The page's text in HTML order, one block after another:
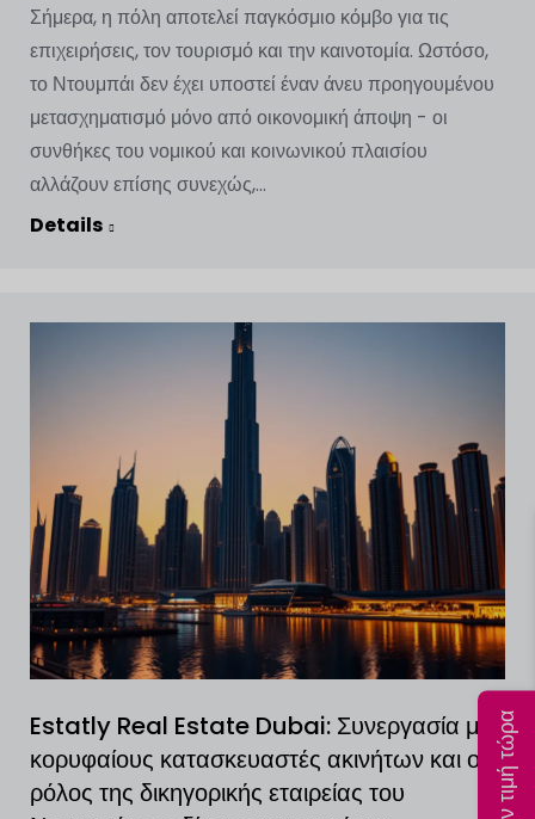
Σήμερα, η πόλη αποτελεί παγκόσμιο κόμβο για τις
επιχειρήσεις, τον τουρισμό και την καινοτομία. Ωστόσο,
το Ντουμπάι δεν έχει υποστεί έναν άνευ προηγουμένου
μετασχηματισμό μόνο από οικονομική άποψη - οι
συνθήκες του νομικού και κοινωνικού πλαισίου
αλλάζουν επίσης συνεχώς,...
Details
Estatly Real Estate Dubai: Συνεργασία με
κορυφαίους κατασκευαστές ακινήτων και ο
ρόλος της δικηγορικής εταιρείας του